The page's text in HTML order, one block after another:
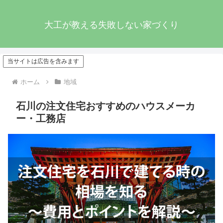
大工が教える失敗しない家づくり
当サイトは広告を含みます
ホーム 地域
石川の注文住宅おすすめのハウスメーカ
ー・工務店